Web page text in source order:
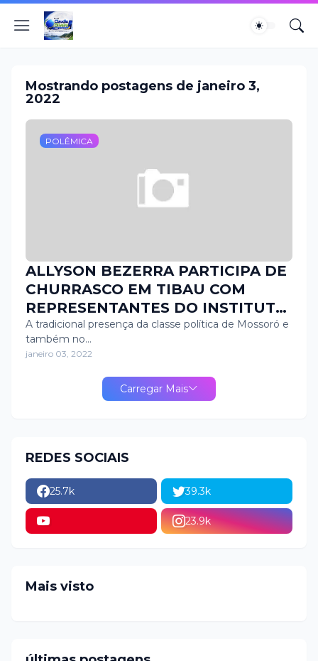
Mostrando postagens de janeiro 3,
2022
POLÊMICA
ALLYSON BEZERRA PARTICIPA DE
CHURRASCO EM TIBAU COM
REPRESENTANTES DO INSTITUTO
DE PESQUISA TS2
A tradicional presença da classe política de Mossoró e
também no…
janeiro 03, 2022
Carregar Mais
REDES SOCIAIS
25.7k 39.3k
23.9k
Mais visto